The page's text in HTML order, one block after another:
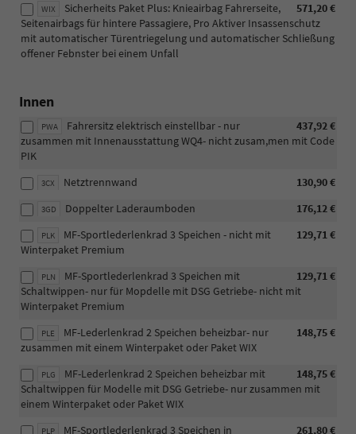
WIX 571,20 €
Sicherheits Paket Plus: Knieairbag Fahrerseite,
Seitenairbags für hintere Passagiere, Pro Aktiver Insassenschutz
mit automatischer Türentriegelung und automatischer Schließung
offener Febnster bei einem Unfall
Innen
PWA 437,92 €
Fahrersitz elektrisch einstellbar - nur
zusammen mit Innenausstattung WQ4- nicht zusam,men mit Code
PIK
3CX 130,90 €
Netztrennwand
3GD 176,12 €
Doppelter Laderaumboden
PLK 129,71 €
MF-Sportlederlenkrad 3 Speichen - nicht mit
Winterpaket Premium
PLN 129,71 €
MF-Sportlederlenkrad 3 Speichen mit
Schaltwippen- nur für Mopdelle mit DSG Getriebe- nicht mit
Winterpaket Premium
PLE 148,75 €
MF-Lederlenkrad 2 Speichen beheizbar- nur
zusammen mit einem Winterpaket oder Paket WIX
PLG 148,75 €
MF-Lederlenkrad 2 Speichen beheizbar mit
Schaltwippen für Modelle mit DSG Getriebe- nur zusammen mit
einem Winterpaket oder Paket WIX
PLP 261,80 €
MF-Sportlederlenkrad 3 Speichen in